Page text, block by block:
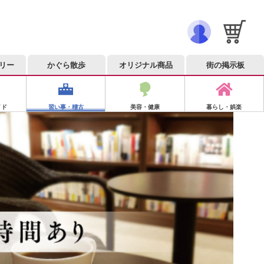
ー かぐら散歩 オリジナル商品 街の掲示板
習い事・稽古 美容・健康 暮らし・娯楽